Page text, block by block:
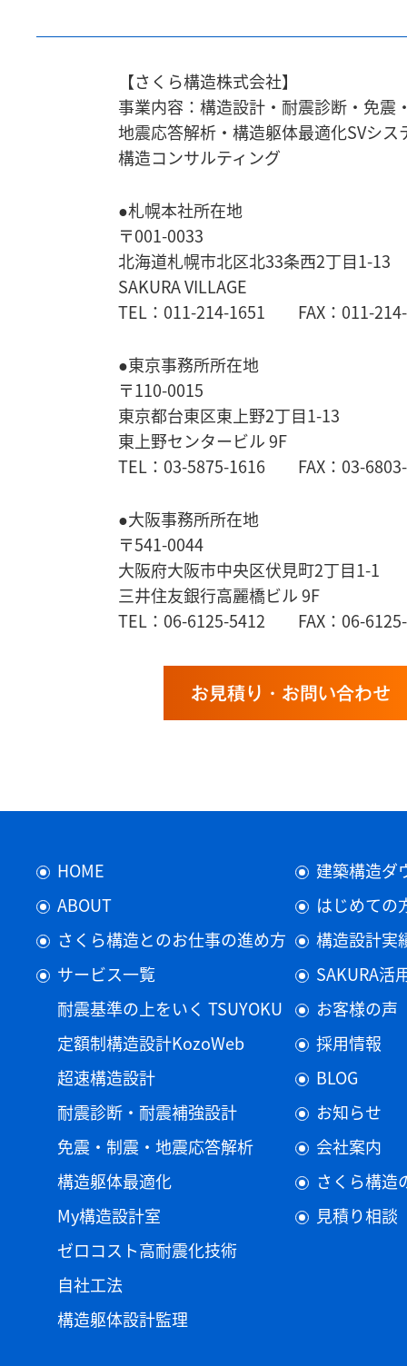
【さくら構造株式会社】
事業内容：構造設計・耐震診断・免震
地震応答解析・ 構造躯体最適化SVシス
構造コンサルティング
●札幌本社所在地
〒001-0033
北海道札幌市北区北33条西2丁目1-13
SAKURA VILLAGE
TEL：011-214-1651 FAX：011-
●東京事務所所在地
〒110-0015
東京都台東区東上野2丁目1-13
東上野センタービル 9F
TEL：03-5875-1616 FAX：03-
●大阪事務所所在地
〒541-0044
大阪府大阪市中央区伏見町2丁目1-1
三井住友銀行高麗橋ビル 9F
TEL：06-6125-5412 FAX：06-
お見積り・お問い合わせ
HOME
ABOUT
さくら構造とのお仕事の進め方
サービス一覧
耐震基準の上をいく TSUYOKU
定額制構造設計KozoWeb
超速構造設計
耐震診断・耐震補強設計
免震・制震・地震応答解析
構造躯体最適化
My構造設計室
ゼロコスト高耐震化技術
自社工法
構造躯体設計監理
建築構造ダ
はじめての
構造設計実
SAKURA活
お客様の声
採用情報
BLOG
お知らせ
会社案内
さくら構造
見積り相談